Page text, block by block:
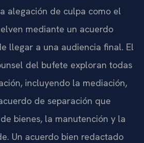
alegación de culpa como el
mediante un acuerdo
llegar a una audiencia final. El
del bufete exploran todas
incluyendo la mediación,
de separación que
bienes, la manutención y la
Un acuerdo bien redactado